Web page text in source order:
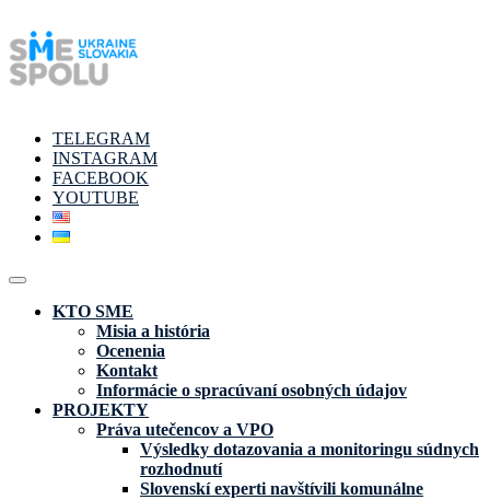
TELEGRAM
INSTAGRAM
FACEBOOK
YOUTUBE
KTO SME
Misia a história
Ocenenia
Kontakt
Informácie o spracúvaní osobných údajov
PROJEKTY
Práva utečencov a VPO
Výsledky dotazovania a monitoringu súdnych
rozhodnutí
Slovenskí experti navštívili komunálne